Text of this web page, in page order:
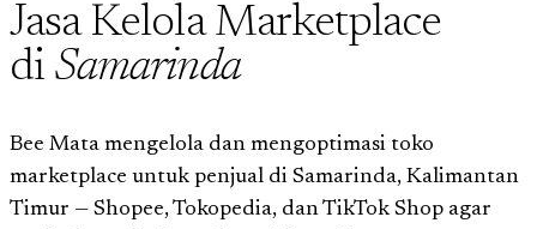
Jasa Kelola Marketplace
di Samarinda
Bee Mata mengelola dan mengoptimasi toko
marketplace untuk penjual di Samarinda, Kalimantan
Timur — Shopee, Tokopedia, dan TikTok Shop agar